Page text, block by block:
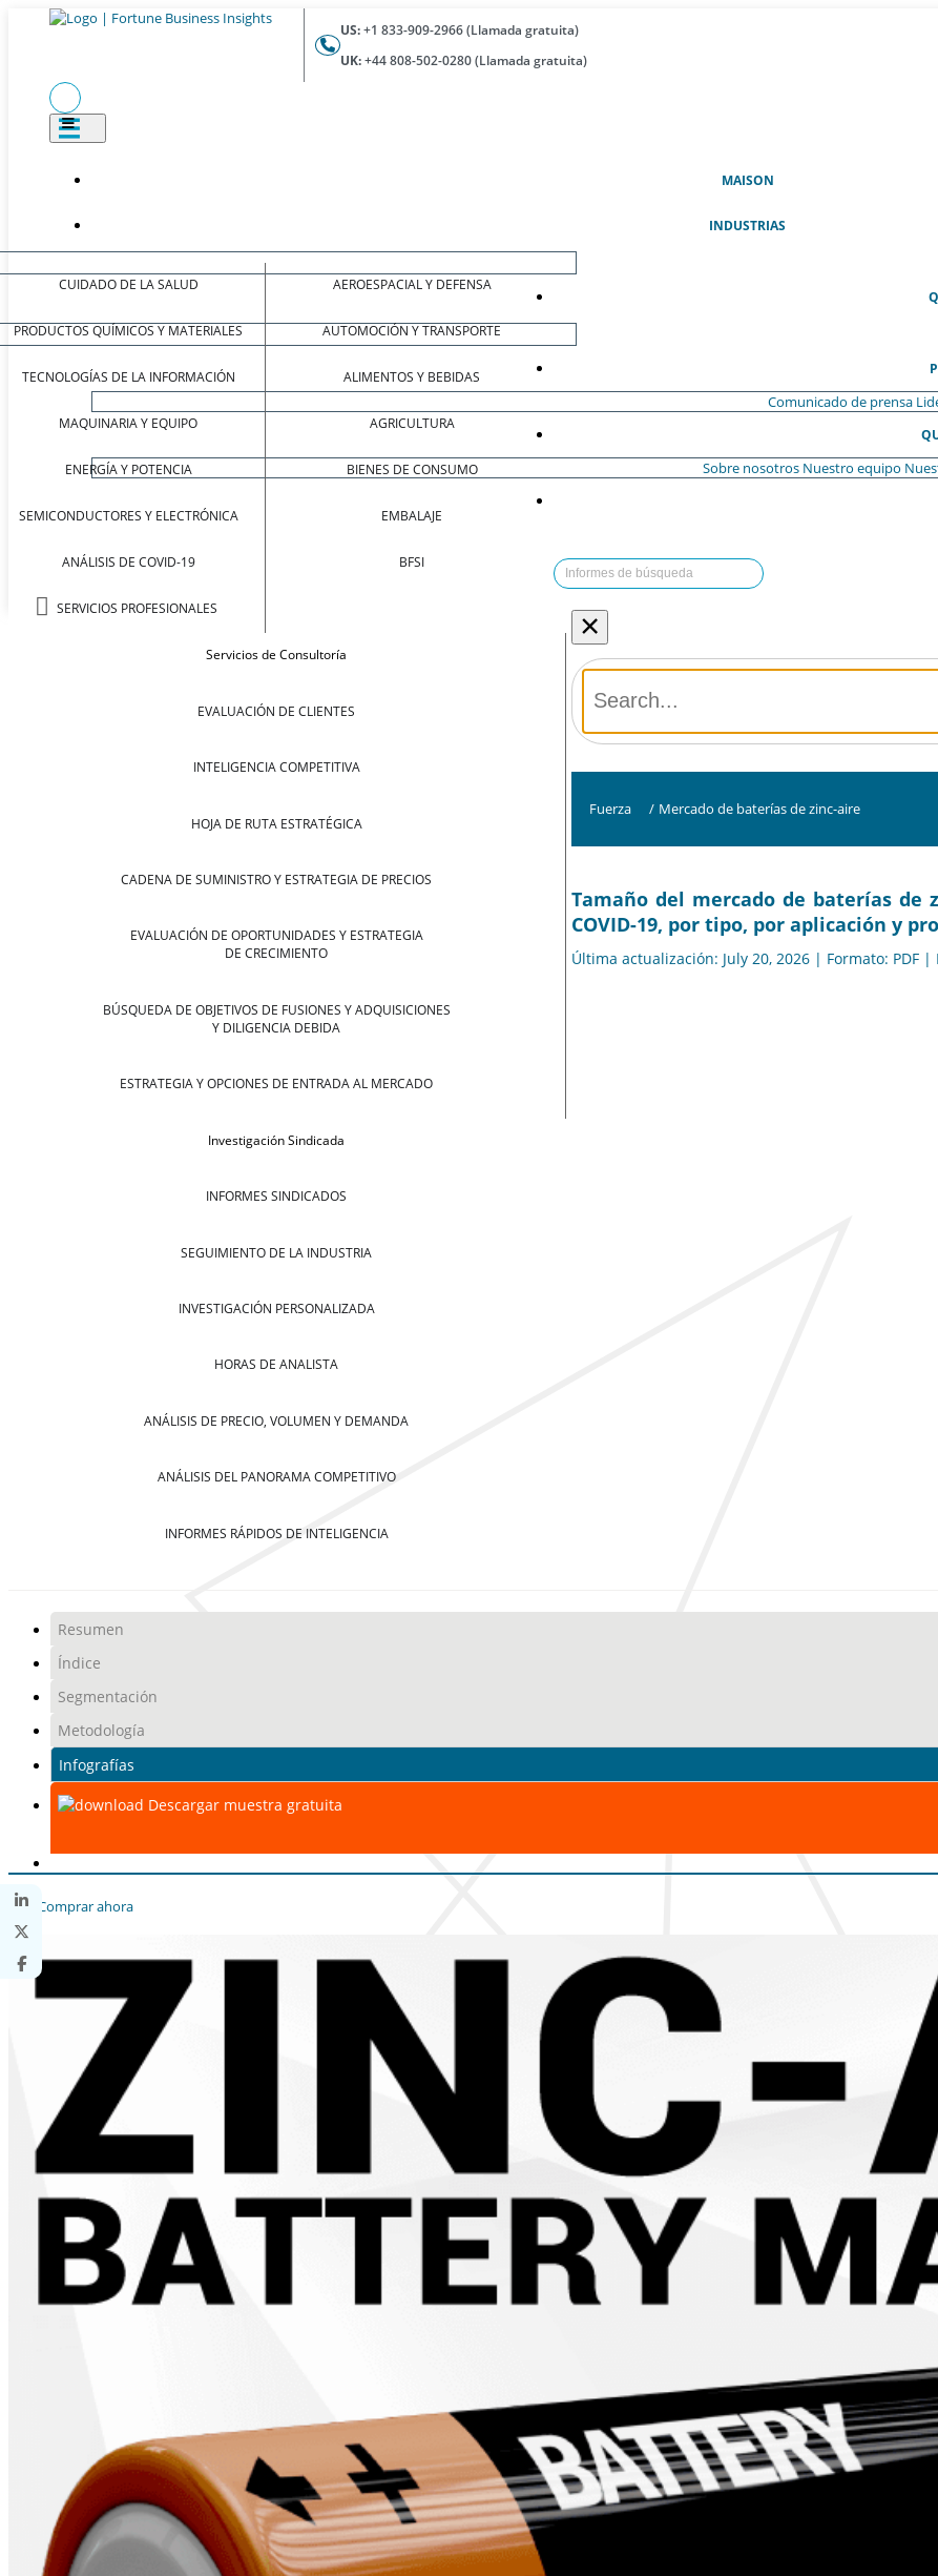
US:+1 833-909-2966 (Llamada gratuita)
UK:+44 808-502-0280 (Llamada gratuita)
MAISON(ACTUAL)
INDUSTRIAS
CUIDADO DE LA SALUD
PRODUCTOS QUÍMICOS Y MATERIALES
TECNOLOGÍAS DE LA INFORMACIÓN
MAQUINARIA Y EQUIPO
ENERGÍA Y POTENCIA
SEMICONDUCTORES Y ELECTRÓNICA
ANÁLISIS DE COVID-19
SERVICIOS PROFESIONALES
AEROESPACIAL Y DEFENSA
AUTOMOCIÓN Y TRANSPORTE
ALIMENTOS Y BEBIDAS
AGRICULTURA
BIENES DE CONSUMO
EMBALAJE
BFSI
Servicios de Consultoría
EVALUACIÓN DE CLIENTES
INTELIGENCIA COMPETITIVA
HOJA DE RUTA ESTRATÉGICA
CADENA DE SUMINISTRO Y ESTRATEGIA DE PRECIOS
EVALUACIÓN DE OPORTUNIDADES Y ESTRATEGIA
DE CRECIMIENTO
BÚSQUEDA DE OBJETIVOS DE FUSIONES Y ADQUISICIONES
Y DILIGENCIA DEBIDA
ESTRATEGIA Y OPCIONES DE ENTRADA AL MERCADO
Investigación Sindicada
INFORMES SINDICADOS
SEGUIMIENTO DE LA INDUSTRIA
INVESTIGACIÓN PERSONALIZADA
HORAS DE ANALISTA
ANÁLISIS DE PRECIO, VOLUMEN Y DEMANDA
ANÁLISIS DEL PANORAMA COMPETITIVO
INFORMES RÁPIDOS DE INTELIGENCIA
Comunicado de prensa
Sobre nosotros Nuestro equipo
×
Fuerza / Mercado de baterías de zinc-aire
Tamaño del mercado de baterías
COVID-19, por tipo, por aplicación y
Última actualización: July 20, 2026 | Formato: PDF |
Resumen
Índice
Segmentación
Metodología
Infografías
Descargar muestra gratuita
Comprar ahora